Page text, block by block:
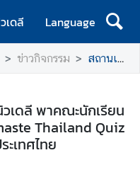
เดลี
Language
ข่าวกิจกรรม สถานเอกอัครราชทูต ณ กรุงนิวเดลี พาคณะนักเรียนและอาจารย์จากโครงการ Namaste Thailand Quiz 2025 เดินทางไปทัศนศึกษาที่ประเทศไทย
เดลี พาคณะนักเรียน
Thailand Quiz
เทศไทย